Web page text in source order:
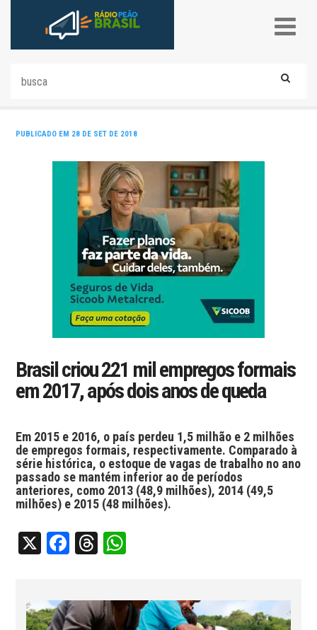
PUBLICADO EM 28 DE SET DE 2018
Brasil criou 221 mil empregos formais
em 2017, após dois anos de queda
Em 2015 e 2016, o país perdeu 1,5 milhão e 2 milhões
de empregos formais, respectivamente. Comparado à
série histórica, o estoque de vagas de trabalho no ano
passado se mantém inferior ao de períodos
anteriores, como 2013 (48,9 milhões), 2014 (49,5
milhões) e 2015 (48 milhões).
X Facebook
Threads